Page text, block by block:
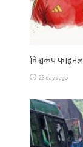
विश्वकप
23 days ago